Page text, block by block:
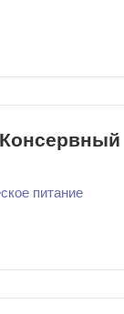
питание